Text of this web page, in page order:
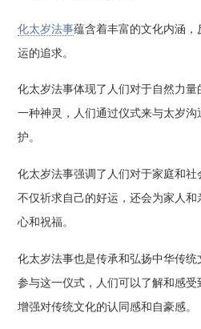
化太岁法事蕴含着丰富的文化内涵
运的追求。
化太岁法事体现了人们对于自然力
一种神灵，人们通过仪式来与太岁
护。
化太岁法事强调了人们对于家庭和
不仅祈求自己的好运，还会为家人
心和祝福。
化太岁法事也是传承和弘扬中华传
参与这一仪式，人们可以了解和感受
增强对传统文化的认同感和自豪感。